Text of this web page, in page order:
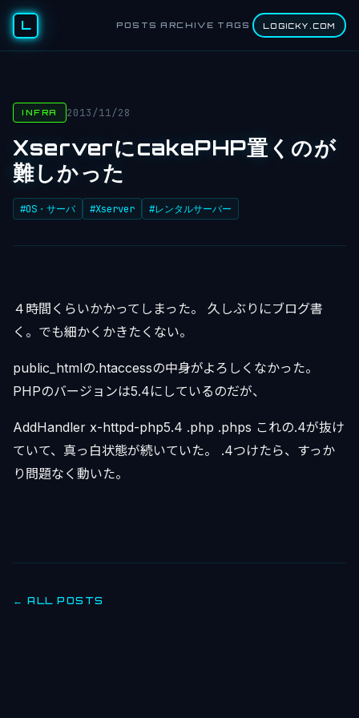
L POSTS ARCHIVE TAGS LOGICKY.COM
INFRA 2013/11/28
XserverにcakePHP置くのが
難しかった
#OS・サーバ #Xserver #レンタルサーバー
４時間くらいかかってしまった。 久しぶりにブログ書
く。でも細かくかきたくない。
public_htmlの.htaccessの中身がよろしくなかった。
PHPのバージョンは5.4にしているのだが、
AddHandler x-httpd-php5.4 .php .phps これの.4が抜け
ていて、真っ白状態が続いていた。 .4つけたら、すっか
り問題なく動いた。
← ALL POSTS